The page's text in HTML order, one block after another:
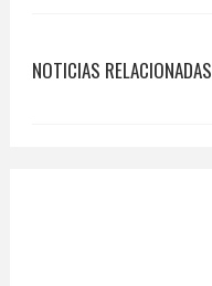
NOTICIAS RELACIONADAS